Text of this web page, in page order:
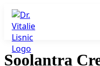
Soolantra